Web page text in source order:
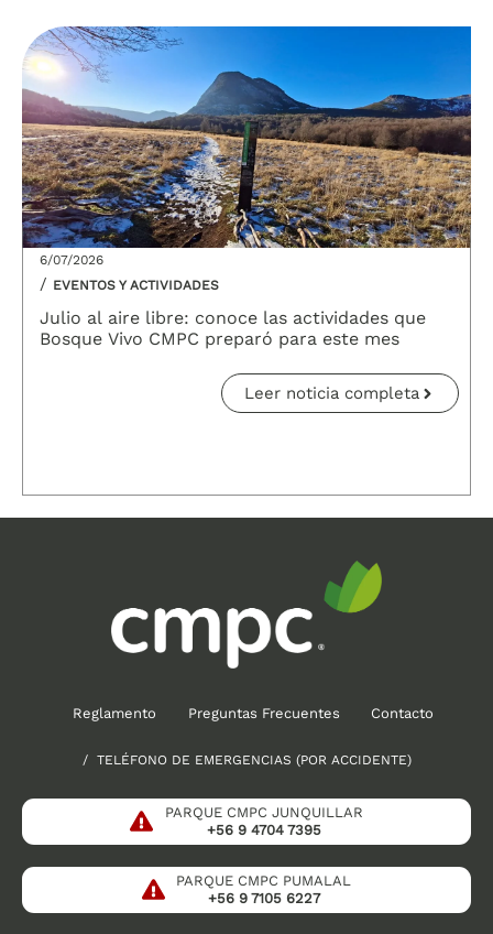
6/07/2026
/ EVENTOS Y ACTIVIDADES
Julio al aire libre: conoce las actividades que
Bosque Vivo CMPC preparó para este mes
Leer noticia completa
Reglamento Preguntas Frecuentes Contacto
/ TELÉFONO DE EMERGENCIAS (POR ACCIDENTE)
PARQUE CMPC JUNQUILLAR
+56 9 4704 7395
PARQUE CMPC PUMALAL
+56 9 7105 6227